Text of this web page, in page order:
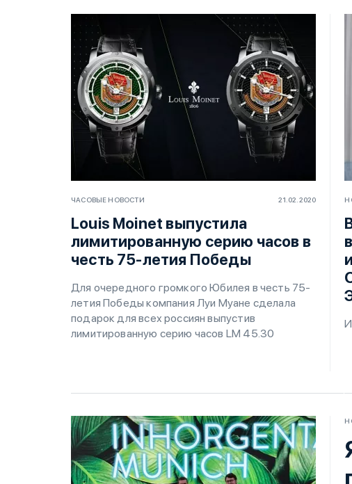
ЧАСОВЫЕ НОВОСТИ 21.02.2020
Louis Moinet выпустила
лимитированную серию часов в
честь 75-летия Победы
Для очередного громкого Юбилея в честь 75-
летия Победы компания Луи Муане сделала
подарок для всех россиян выпустив
лимитированную серию часов LM 45.30